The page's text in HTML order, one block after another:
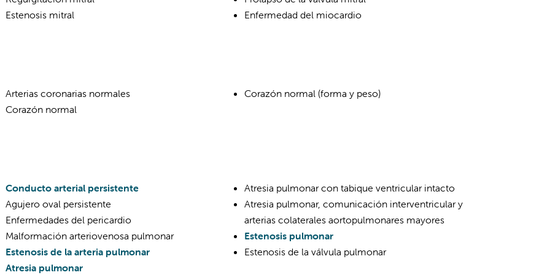
Estenosis mitral
Enfermedad del miocardio
Arterias coronarias normales
Corazón normal
Corazón normal (forma y peso)
Conducto arterial persistente
Agujero oval persistente
Enfermedades del pericardio
Malformación arteriovenosa pulmonar
Estenosis de la arteria pulmonar
Atresia pulmonar
Atresia pulmonar con tabique ventricular intacto
Atresia pulmonar, comunicación interventricular y
arterias colaterales aortopulmonares mayores
Estenosis pulmonar
Estenosis de la válvula pulmonar